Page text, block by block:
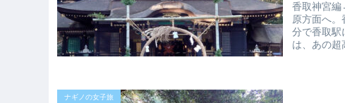
香取神宮編
原方面へ。
分で香取駅
は、あの超
ナギノの女子旅